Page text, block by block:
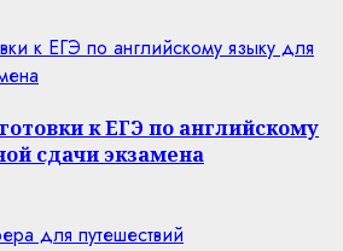
к ЕГЭ по английскому языку для
к ЕГЭ по английскому
сдачи экзамена
для путешествий